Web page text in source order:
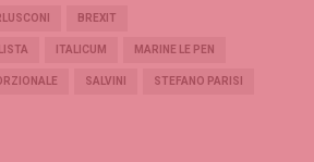
BREXIT
ITALICUM MARINE LE PEN
SALVINI STEFANO PARISI